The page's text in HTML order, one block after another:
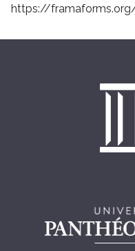
https://